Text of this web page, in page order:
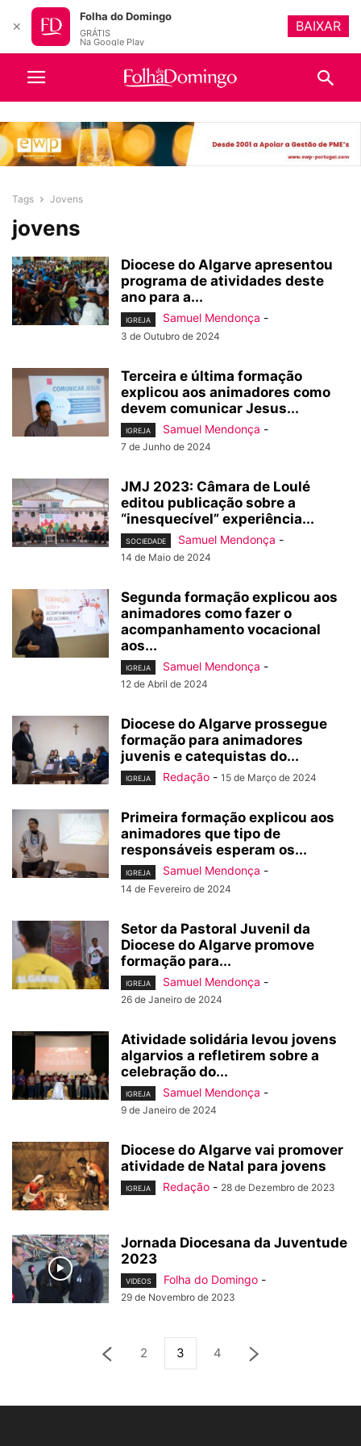
Tags Jovens
jovens
Diocese do Algarve apresentou
programa de atividades deste
ano para a...
IGREJA Samuel Mendonça -
3 de Outubro de 2024
Terceira e última formação
explicou aos animadores como
devem comunicar Jesus...
IGREJA Samuel Mendonça -
7 de Junho de 2024
JMJ 2023: Câmara de Loulé
editou publicação sobre a
“inesquecível” experiência...
SOCIEDADE Samuel Mendonça -
14 de Maio de 2024
Segunda formação explicou aos
animadores como fazer o
acompanhamento vocacional
aos...
IGREJA Samuel Mendonça -
12 de Abril de 2024
Diocese do Algarve prossegue
formação para animadores
juvenis e catequistas do...
IGREJA Redação - 15 de Março de 2024
Primeira formação explicou aos
animadores que tipo de
responsáveis esperam os...
IGREJA Samuel Mendonça -
14 de Fevereiro de 2024
Setor da Pastoral Juvenil da
Diocese do Algarve promove
formação para...
IGREJA Samuel Mendonça -
26 de Janeiro de 2024
Atividade solidária levou jovens
algarvios a refletirem sobre a
celebração do...
IGREJA Samuel Mendonça -
9 de Janeiro de 2024
Diocese do Algarve vai promover
atividade de Natal para jovens
IGREJA Redação - 28 de Dezembro de 2023
Jornada Diocesana da Juventude
2023
VIDEOS Folha do Domingo -
29 de Novembro de 2023
2 3 4
✕
Folha do Domingo
GRÁTIS
Na Google Play
BAIXAR